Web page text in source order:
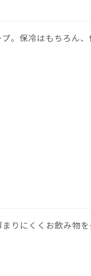
。保冷はもちろん、
りにくくお飲み物